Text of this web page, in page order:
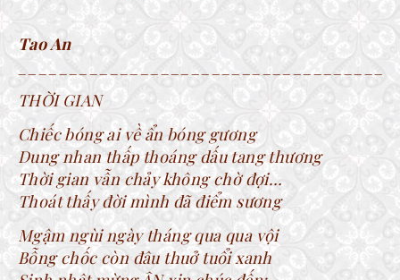
Tao An
____________________________________
THỜI GIAN
Chiếc bóng ai về ẩn bóng gương
Dung nhan thấp thoáng dấu tang thương
Thời gian vẫn chảy không chờ đợi…
Thoát thấy đời mình đã điểm sương
Mgậm ngùi ngày tháng qua qua vội
Bỗng chốc còn đâu thuở tuổi xanh